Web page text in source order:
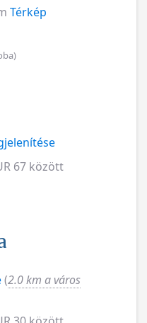
Térkép
67 között
(2.0 km a város